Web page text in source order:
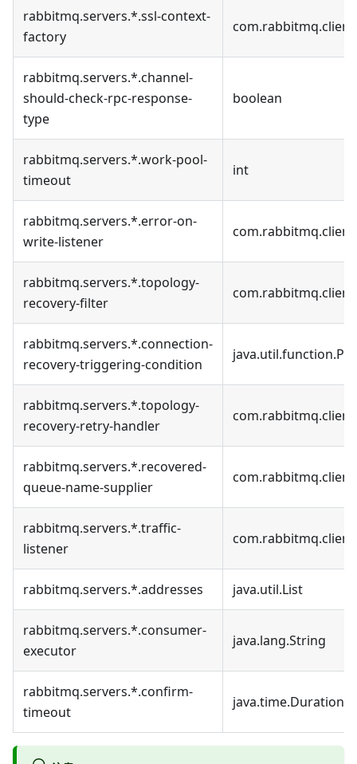
rabbitmq.servers.*.ssl-context-
factory
rabbitmq.servers.*.channel-
should-check-rpc-response-
type
boolean
rabbitmq.servers.*.work-pool-
timeout
int
rabbitmq.servers.*.error-on-
write-listener
rabbitmq.servers.*.topology-
recovery-filter
rabbitmq.servers.*.connection-
recovery-triggering-condition
rabbitmq.servers.*.topology-
recovery-retry-handler
rabbitmq.servers.*.recovered-
queue-name-supplier
rabbitmq.servers.*.traffic-
listener
rabbitmq.servers.*.addresses java.util.List
rabbitmq.servers.*.consumer-
executor
java.lang.String
rabbitmq.servers.*.confirm-
timeout
java.time.Duration